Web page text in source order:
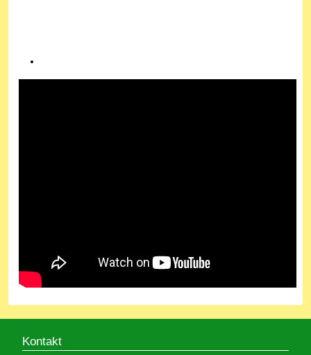
Kontakt